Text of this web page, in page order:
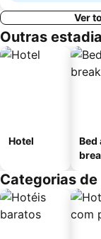
Ver
Outras
Hotel
Bed
Categorias